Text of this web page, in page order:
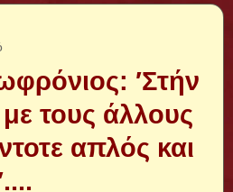
′Στήν
τους άλλους
απλός και